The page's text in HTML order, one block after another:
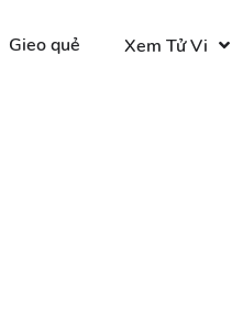
Gieo quẻ Xem Tử Vi